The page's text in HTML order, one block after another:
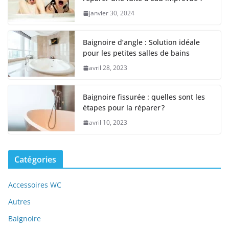
janvier 30, 2024
Baignoire d’angle : Solution idéale
pour les petites salles de bains
avril 28, 2023
Baignoire fissurée : quelles sont les
étapes pour la réparer ?
avril 10, 2023
Catégories
Accessoires WC
Autres
Baignoire